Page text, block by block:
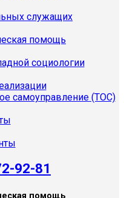
служащих
помощь
социологии
самоуправление (ТОС)
92-81
помощь